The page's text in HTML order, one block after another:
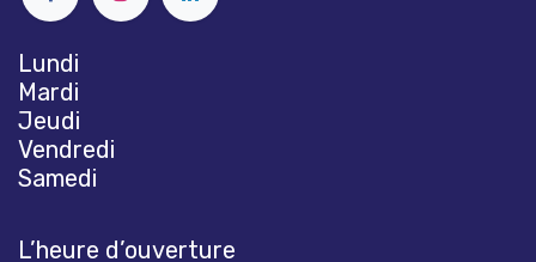
Lundi
Mardi
Jeudi
Vendredi
Samedi
L’heure d’ouverture